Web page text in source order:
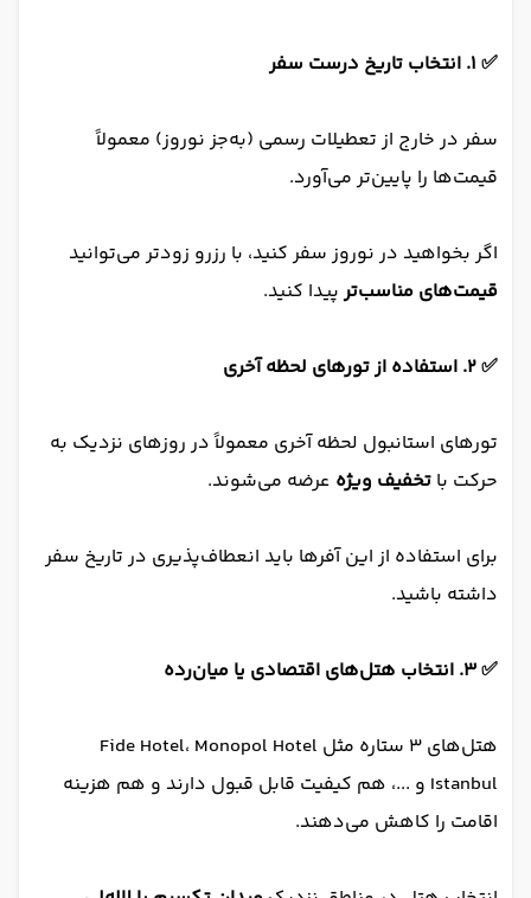
✅ ۱. انتخاب تاریخ درست سفر
سفر در خارج از تعطیلات رسمی (به‌جز نوروز) معمولاً
قیمت‌ها را پایین‌تر می‌آورد.
اگر بخواهید در نوروز سفر کنید، با رزرو زودتر می‌توانید
قیمت‌های مناسب‌ترپیدا کنید.
✅ ۲. استفاده از تورهای لحظه آخری
تورهای استانبول لحظه آخری معمولاً در روزهای نزدیک به
حرکت با تخفیف ویژه عرضه می‌شوند.
برای استفاده از این آفرها باید انعطاف‌پذیری در تاریخ سفر
داشته باشید.
✅ ۳. انتخاب هتل‌های اقتصادی یا میان‌رده
هتل‌های ۳ ستاره مثل Fide Hotel، Monopol Hotel
Istanbul و ...، هم کیفیت قابل قبول دارند و هم هزینه
اقامت را کاهش می‌دهند.